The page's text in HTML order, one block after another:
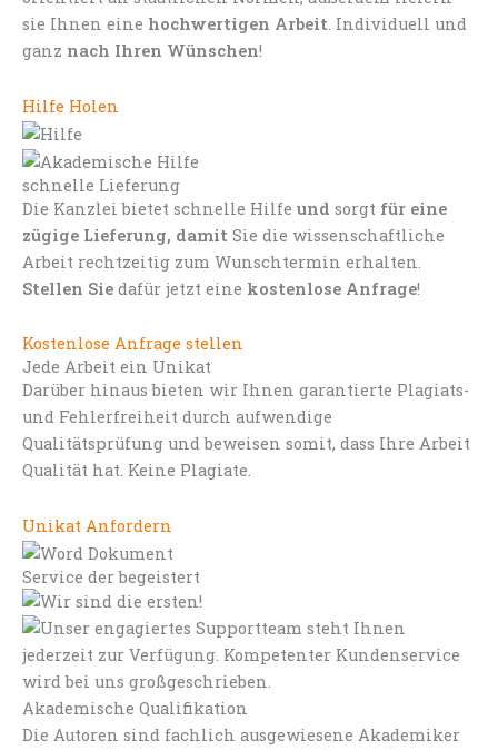
sie Ihnen eine hochwertigen Arbeit. Individuell und
ganz nach Ihren Wünschen!
Hilfe Holen
schnelle Lieferung
Die Kanzlei bietet schnelle Hilfe und sorgt für eine
zügige Lieferung, damit Sie die wissenschaftliche
Arbeit rechtzeitig zum Wunschtermin erhalten.
Stellen Sie dafür jetzt eine kostenlose Anfrage!
Kostenlose Anfrage stellen
Jede Arbeit ein Unikat
Darüber hinaus bieten wir Ihnen garantierte Plagiats-
und Fehlerfreiheit durch aufwendige
Qualitätsprüfung und beweisen somit, dass Ihre Arbeit
Qualität hat. Keine Plagiate.
Unikat Anfordern
Service der begeistert
Akademische Qualifikation
Die Autoren sind fachlich ausgewiesene Akademiker